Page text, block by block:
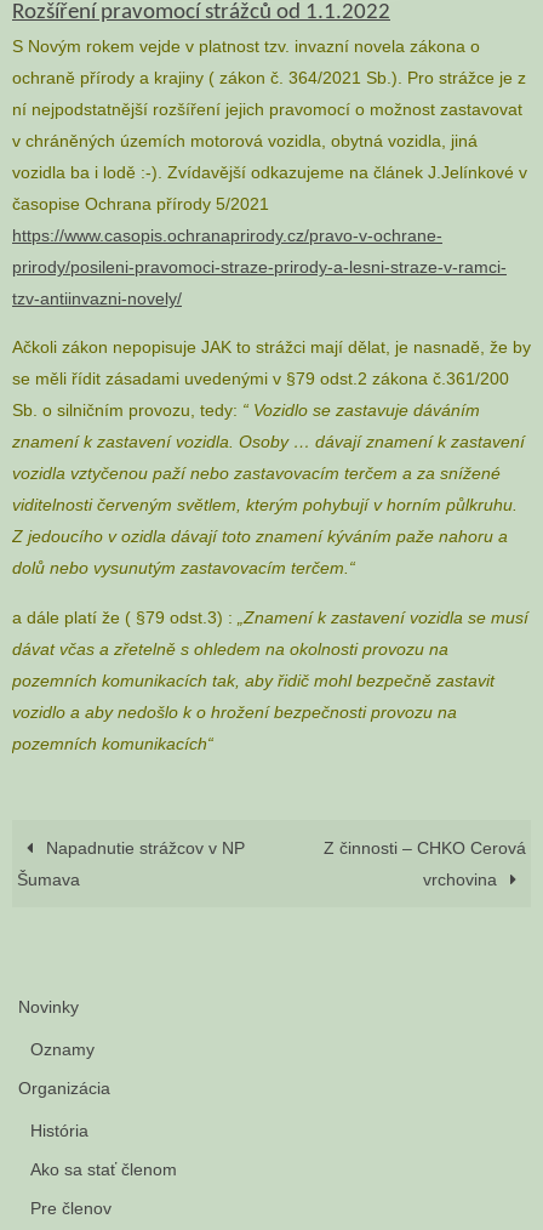
Rozšíření pravomocí strážců od 1.1.2022
S Novým rokem vejde v platnost tzv. invazní novela zákona o
ochraně přírody a krajiny ( zákon č. 364/2021 Sb.). Pro strážce je z
ní nejpodstatnější rozšíření jejich pravomocí o možnost zastavovat
v chráněných územích motorová vozidla, obytná vozidla, jiná
vozidla ba i lodě :-). Zvídavější odkazujeme na článek J.Jelínkové v
časopise Ochrana přírody 5/2021
https://www.casopis.ochranaprirody.cz/pravo-v-ochrane-
prirody/posileni-pravomoci-straze-prirody-a-lesni-straze-v-ramci-
tzv-antiinvazni-novely/
Ačkoli zákon nepopisuje JAK to strážci mají dělat, je nasnadě, že by
se měli řídit zásadami uvedenými v §79 odst.2 zákona č.361/200
Sb. o silničním provozu, tedy: “ Vozidlo se zastavuje dáváním
znamení k zastavení vozidla. Osoby … dávají znamení k zastavení
vozidla vztyčenou paží nebo zastavovacím terčem a za snížené
viditelnosti červeným světlem, kterým pohybují v horním půlkruhu.
Z jedoucího v ozidla dávají toto znamení kýváním paže nahoru a
dolů nebo vysunutým zastavovacím terčem.“
a dále platí že ( §79 odst.3) :
„Znamení k zastavení vozidla se musí
dávat včas a zřetelně s ohledem na okolnosti provozu na
pozemních komunikacích tak, aby řidič mohl bezpečně zastavit
vozidlo a aby nedošlo k o hrožení bezpečnosti provozu na
pozemních komunikacích“
Napadnutie strážcov v NP
Šumava
Z činnosti – CHKO Cerová
vrchovina
Novinky
Oznamy
Organizácia
História
Ako sa stať členom
Pre členov